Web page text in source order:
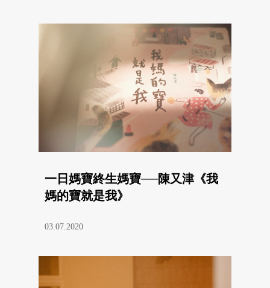
一日媽寶終生媽寶──陳又津《我
媽的寶就是我》
03.07.2020